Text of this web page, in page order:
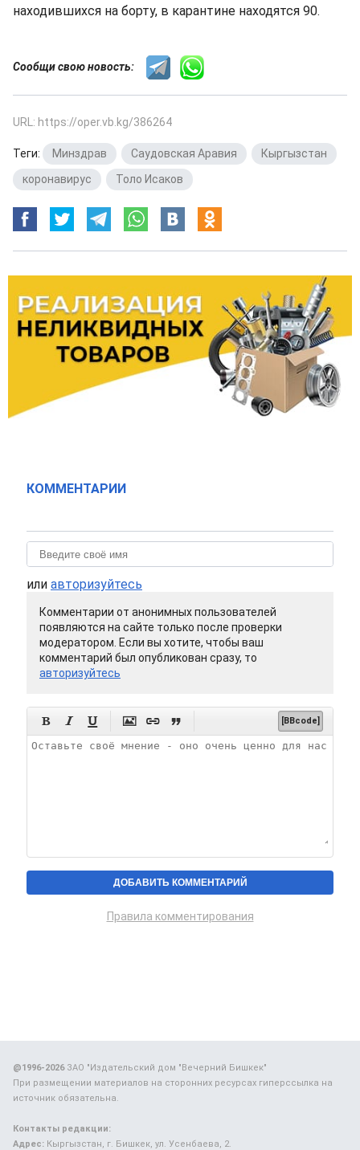
находившихся на борту, в карантине находятся 90.
Сообщи свою новость:
URL: https://oper.vb.kg/386264
Теги: Минздрав Саудовская Аравия Кыргызстан
коронавирус
Толо Исаков
КОММЕНТАРИИ
или авторизуйтесь
Комментарии от анонимных пользователей
появляются на сайте только после проверки
модератором. Если вы хотите, чтобы ваш
комментарий был опубликован сразу, то
авторизуйтесь
      [BBcode]
Правила комментирования
@1996-2026ЗАО "Издательский дом "Вечерний Бишкек"
При размещении материалов на сторонних ресурсах гиперссылка на
источник обязательна.
Контакты редакции:
Адрес: Кыргызстан, г. Бишкек, ул. Усенбаева, 2.